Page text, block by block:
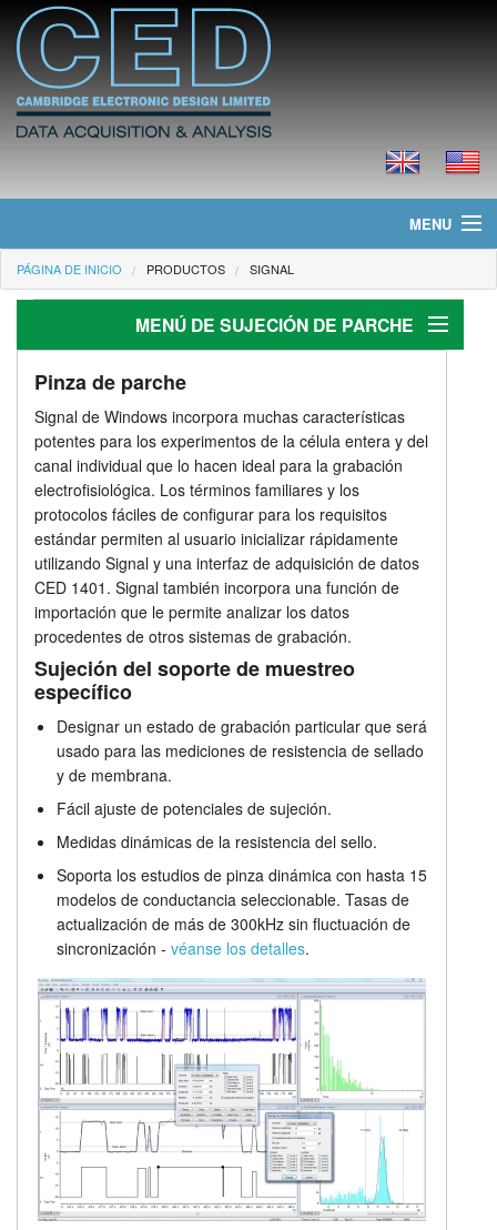
MENU
Página de Inicio
Productos
Precios
Descargas
Tutorials
Soporte
Distribuidores
PÁGINA DE INICIO PRODUCTOS SIGNAL
MENÚ DE SUJECIÓN DE PARCHE
Generación de estímulo
Análisis
Análisis de canal individual
Precios
Pinza de parche
Signal de Windows incorpora muchas características
potentes para los experimentos de la célula entera y del
canal individual que lo hacen ideal para la grabación
electrofisiológica. Los términos familiares y los
protocolos fáciles de configurar para los requisitos
estándar permiten al usuario inicializar rápidamente
utilizando Signal y una interfaz de adquisición de datos
CED 1401. Signal también incorpora una función de
importación que le permite analizar los datos
procedentes de otros sistemas de grabación.
Sujeción del soporte de muestreo
específico
Designar un estado de grabación particular que será
usado para las mediciones de resistencia de sellado
y de membrana.
Fácil ajuste de potenciales de sujeción.
Medidas dinámicas de la resistencia del sello.
Soporta los estudios de pinza dinámica con hasta 15
modelos de conductancia seleccionable. Tasas de
actualización de más de 300kHz sin fluctuación de
sincronización - véanse los detalles.